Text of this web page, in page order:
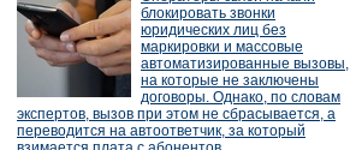
блокировать звонки
юридических лиц без
маркировки и массовые
автоматизированные вызовы,
на которые не заключены
договоры. Однако, по словам
экспертов, вызов при этом не сбрасывается, а
переводится на автоответчик, за который